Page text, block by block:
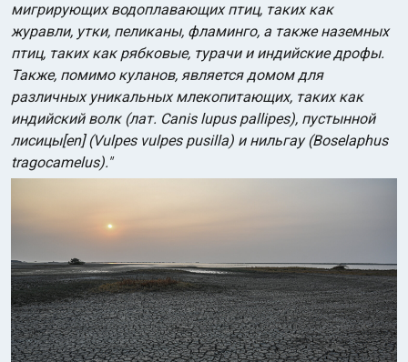
мигрирующих водоплавающих птиц, таких как
журавли, утки, пеликаны, фламинго, а также наземных
птиц, таких как рябковые, турачи и индийские дрофы.
Также, помимо куланов, является домом для
различных уникальных млекопитающих, таких как
индийский волк (лат. Canis lupus pallipes), пустынной
лисицы[en] (Vulpes vulpes pusilla) и нильгау (Boselaphus
tragocamelus)."